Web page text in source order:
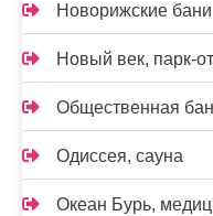
Новорижские бани
Новый век, парк-
Общественная
Одиссея, сауна
Океан Бурь,